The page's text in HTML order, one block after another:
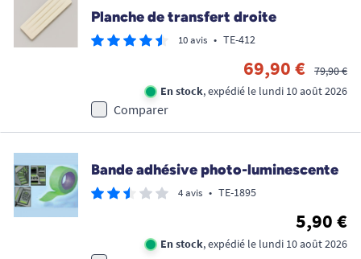
Planche de transfert droite
10 avis • TE-412
69,90 €
79,90 €
En stock, expédié le lundi 10 août 2026
Comparer
Bande adhésive photo-luminescente
4 avis • TE-1895
5,90 €
En stock, expédié le lundi 10 août 2026